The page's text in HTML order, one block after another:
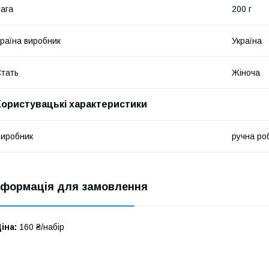
200 г
виробник Україна
Жіноча
характеристики
ручна
для замовлення
160 ₴/набір